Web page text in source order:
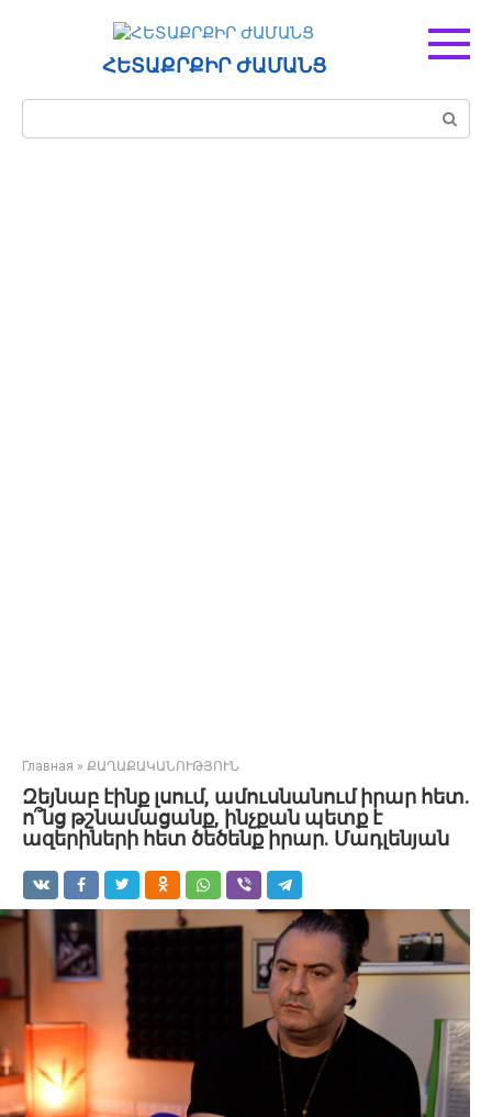
ՀԵՏԱՔՐՔԻՐ ԺԱՄԱՆՑ
Поиск:
Главная » ՔԱՂԱՔԱԿԱՆՈՒԹՅՈՒՆ
Զեյնաբ էինք լսում, ամուսնանում իրար հետ.
ո՞նց թշնամացանք, ինչքան պետք է
ազերիների հետ ծեծենք իրար. Մադլենյան